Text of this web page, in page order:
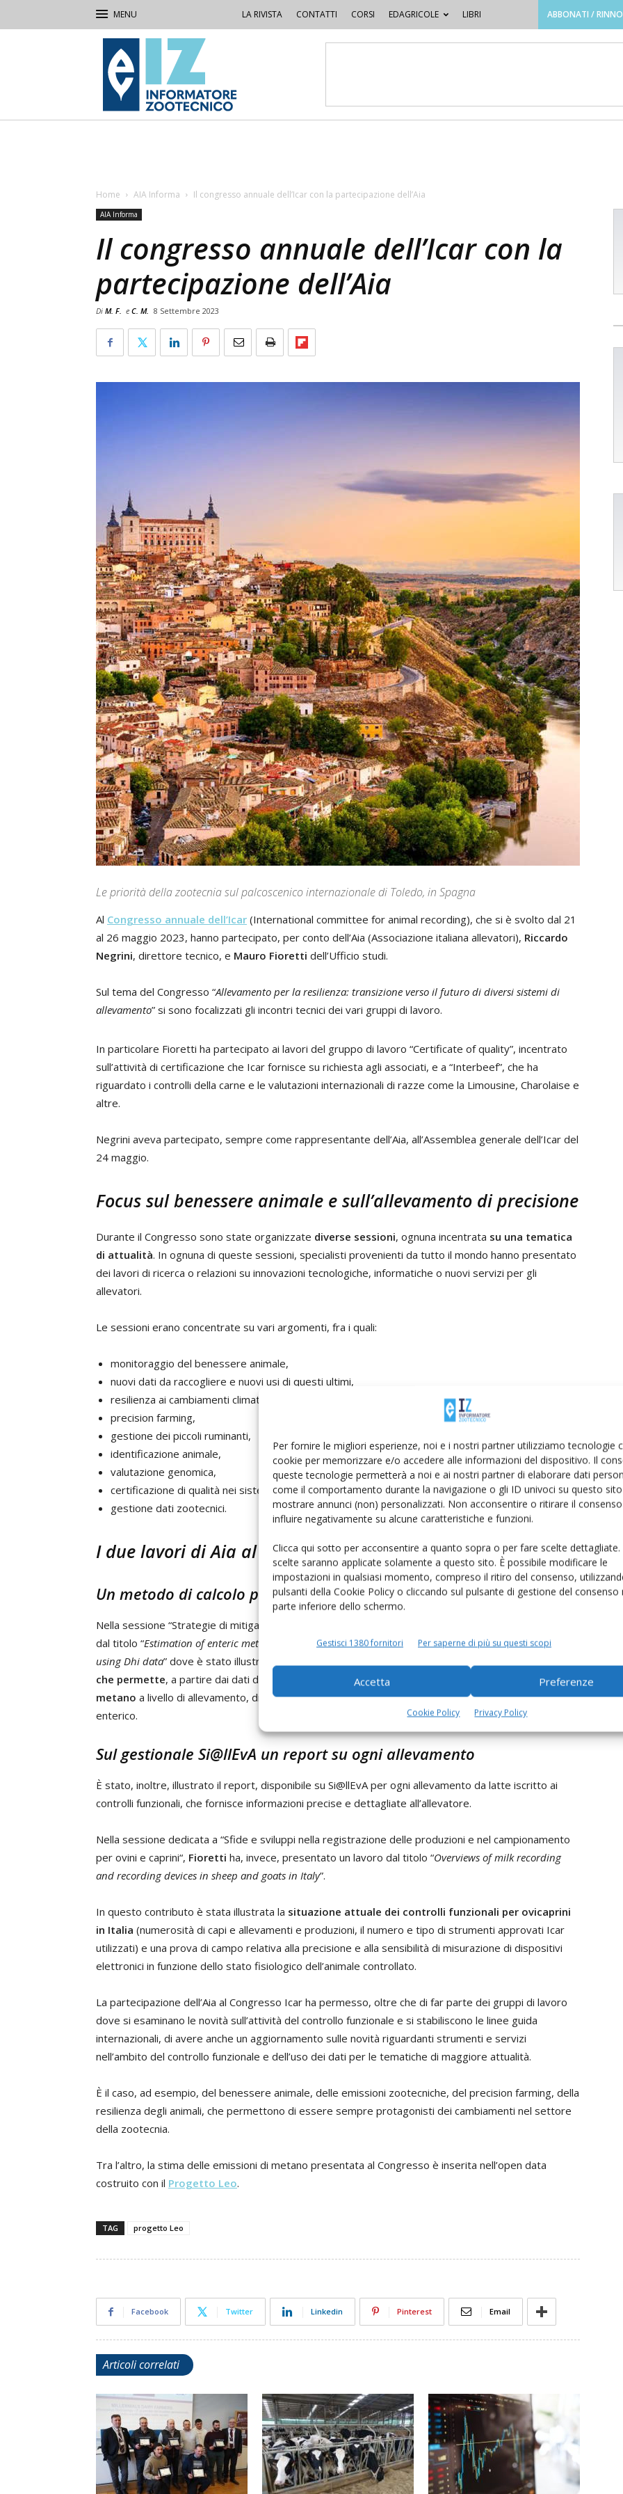
Per fornire le migliori esperienze, noi e i nostri partner utilizziamo tecnologie
cookie per memorizzare e/o accedere alle informazioni del dispositivo. Il
queste tecnologie permetterà a noi e ai nostri partner di elaborare dati
come il comportamento durante la navigazione o gli ID univoci su questo
mostrare annunci (non) personalizzati. Non acconsentire o ritirare il
influire negativamente su alcune caratteristiche e funzioni.
Clicca qui sotto per acconsentire a quanto sopra o per fare scelte dettagliate.
scelte saranno applicate solamente a questo sito. È possibile modificare le
impostazioni in qualsiasi momento, compreso il ritiro del consenso,
pulsanti della Cookie Policy o cliccando sul pulsante di gestione del consenso
parte inferiore dello schermo.
Gestisci 1380 fornitori Per saperne di più su questi scopi
Accetta Preferenze
Cookie Policy Privacy Policy
LA RIVISTA CONTATTI CORSI EDAGRICOLE LIBRI ABBONATI /
IZ
Informatore
Zootecnico
Home AIA Informa Il congresso annuale dell’Icar con la partecipazione dell’Aia
AIA Informa
Il congresso annuale dell’Icar con la
partecipazione dell’Aia
Di M. F. e C. M. 8 Settembre 2023
Le priorità della zootecnia sul palcoscenico internazionale di Toledo, in Spagna
Al Congresso annuale dell’Icar (International committee for animal recording), che si è svolto dal 21
al 26 maggio 2023, hanno partecipato, per conto dell’Aia (Associazione italiana allevatori), Riccardo
Negrini, direttore tecnico, e Mauro Fioretti dell’Ufficio studi.
Sul tema del Congresso “Allevamento per la resilienza: transizione verso il futuro di diversi sistemi di
allevamento” si sono focalizzati gli incontri tecnici dei vari gruppi di lavoro.
In particolare Fioretti ha partecipato ai lavori del gruppo di lavoro “Certificate of quality”, incentrato
sull’attività di certificazione che Icar fornisce su richiesta agli associati, e a “Interbeef”, che ha
riguardato i controlli della carne e le valutazioni internazionali di razze come la Limousine, Charolaise e
altre.
Negrini aveva partecipato, sempre come rappresentante dell’Aia, all’Assemblea generale dell’Icar del
24 maggio.
Focus sul benessere animale e sull’allevamento di precisione
Durante il Congresso sono state organizzate diverse sessioni, ognuna incentrata su una tematica
di attualità. In ognuna di queste sessioni, specialisti provenienti da tutto il mondo hanno presentato
dei lavori di ricerca o relazioni su innovazioni tecnologiche, informatiche o nuovi servizi per gli
allevatori.
Le sessioni erano concentrate su vari argomenti, fra i quali:
monitoraggio del benessere animale,
nuovi dati da raccogliere e nuovi usi di questi ultimi,
resilienza ai cambiamenti climatici e mitigazione di essi,
precision farming,
gestione dei piccoli ruminanti,
identificazione animale,
valutazione genomica,
certificazione di qualità nei sistemi di raccolta e
gestione dati zootecnici.
I due lavori di Aia al Congresso dell’Icar 2023
Un metodo di calcolo per le emissioni di metano
Nella sessione “Strategie di mitigazione del cambiamento climatico“
dal titolo “Estimation of enteric methane emission in italian dairy herds: application of Ipcc equation
using Dhi data” dove è stato illustrato l’innovativo
che permette, a partire dai dati dell’Aia del controllo funzionale,
di stimare l’emissione annuale di
metano a livello di allevamento, di singolo capo e per kg di latte prodotto nel periodo, di metano
enterico.
Sul gestionale Si@llEvA un report su ogni allevamento
È stato, inoltre, illustrato il report, disponibile su Si@llEvA per ogni allevamento da latte iscritto ai
controlli funzionali, che fornisce informazioni precise e dettagliate all’allevatore.
Nella sessione dedicata a “Sfide e sviluppi nella registrazione delle produzioni e nel campionamento
per ovini e caprini“, Fioretti ha, invece, presentato un lavoro dal titolo “Overviews of milk recording
and recording devices in sheep and goats in Italy”.
In questo contributo è stata illustrata la situazione attuale dei controlli funzionali per ovicaprini
in Italia (numerosità di capi e allevamenti e produzioni, il numero e tipo di strumenti approvati Icar
utilizzati) e una prova di campo relativa alla precisione e alla sensibilità di misurazione di dispositivi
elettronici in funzione dello stato fisiologico dell’animale controllato.
La partecipazione dell’Aia al Congresso Icar ha permesso, oltre che di far parte dei gruppi di lavoro
dove si esaminano le novità sull’attività del controllo funzionale e si stabiliscono le linee guida
internazionali, di avere anche un aggiornamento sulle novità riguardanti strumenti e servizi
nell’ambito del controllo funzionale e dell’uso dei dati per le tematiche di maggiore attualità.
È il caso, ad esempio, del benessere animale, delle emissioni zootecniche, del precision farming, della
resilienza degli animali, che permettono di essere sempre protagonisti dei cambiamenti nel settore
della zootecnia.
Tra l’altro, la stima delle emissioni di metano presentata al Congresso è inserita nell’open data
costruito con il Progetto Leo.
TAG progetto Leo
Facebook Twitter Linkedin Pinterest Email
Articoli correlati